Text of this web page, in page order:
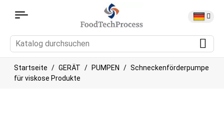
Startseite GERÄT PUMPEN
Schneckenförderpumpe
für viskose Produkte